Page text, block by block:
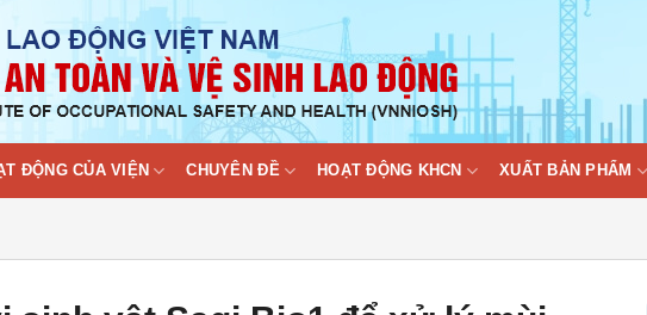
ĐỘNG CỦA VIỆN CHUYÊN ĐỀ HOẠT ĐỘNG KHCN XUẤT BẢN PHẨM